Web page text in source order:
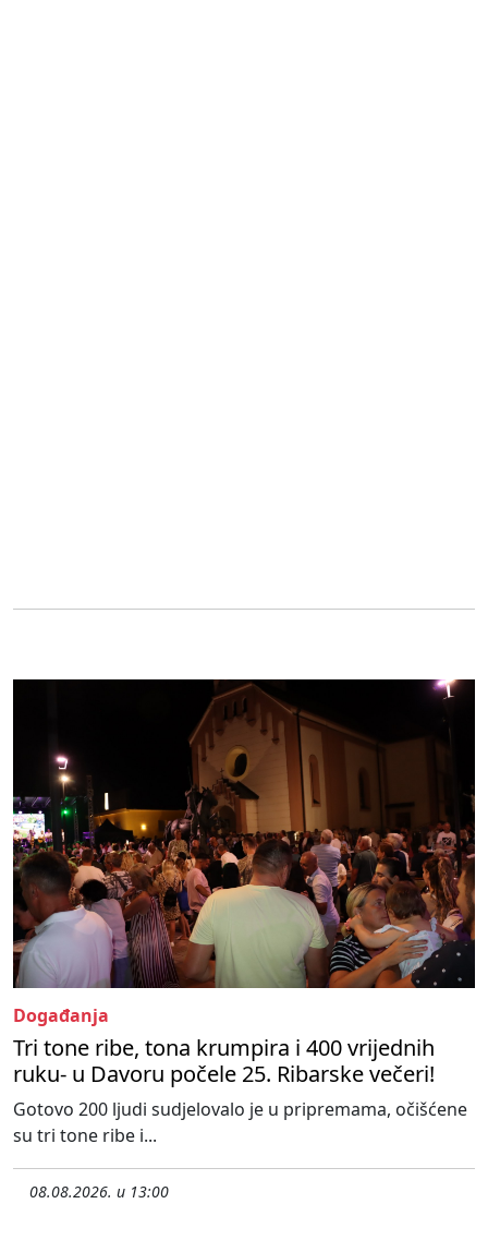
Događanja
Tri tone ribe, tona krumpira i 400 vrijednih
ruku- u Davoru počele 25. Ribarske večeri!
Gotovo 200 ljudi sudjelovalo je u pripremama, očišćene
su tri tone ribe i...
08.08.2026. u 13:00